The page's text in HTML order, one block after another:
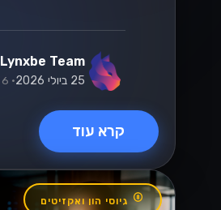
Lynxbe Team
25 ביולי 2026 • 6 דק׳ קריאה
קרא עוד
גיוסי הון ואקזיטים